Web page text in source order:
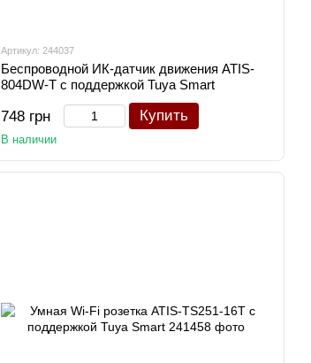
Артикул: 244037
Беспроводной ИК-датчик движения ATIS-
804DW-T с поддержкой Tuya Smart
748 грн Купить
В наличии